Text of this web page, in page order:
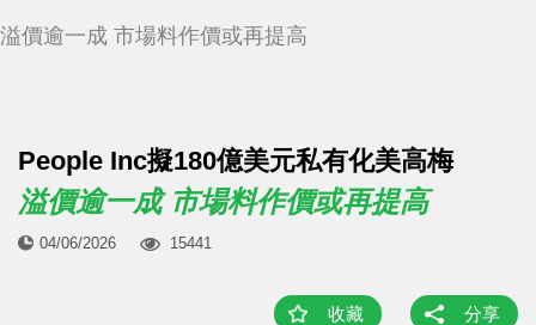
溢價逾一成 市場料作價或再提高
People Inc擬180億美元私有化美高梅
溢價逾一成 市場料作價或再提高
04/06/2026 15441
收藏 分享